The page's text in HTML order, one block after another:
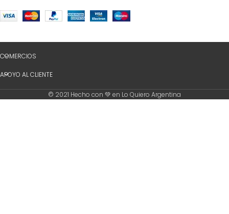
COMERCIOS
APOYO AL CLIENTE
© 2021 Hecho con 💚 en Lo Quiero Argentina